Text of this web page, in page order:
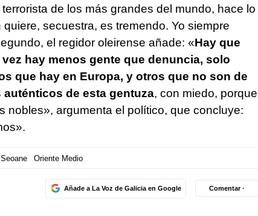
de los más grandes del mundo, hace lo
secuestra, es tremendo. Yo siempre
el regidor oleirense añade: «Hay que
vez hay menos gente que denuncia, solo
que hay en Europa, y otros que no son de
de esta gentuza, con miedo, porque
nobles», argumenta el político, que concluye:
Oriente Medio
Añade a La Voz de Galicia en Google Comentar ·